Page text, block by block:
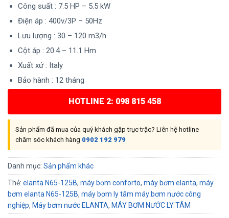
Công suất : 7.5 HP – 5.5 kW
Điện áp : 400v/3P – 50Hz
Lưu lượng : 30 – 120 m3/h
Cột áp : 20.4 – 11.1 Hm
Xuất xứ : Italy
Bảo hành : 12 tháng
HOTLINE 2: 098 815 458
Sản phẩm đã mua của quý khách gặp trục trặc? Liên hệ hotline
chăm sóc khách hàng 0902 192 979
Danh mục: Sản phẩm khác
Thẻ: elanta N65-125B, máy bơm conforto, máy bơm elanta, máy
bơm elanta N65-125B, máy bơm ly tâm máy bơm nước công
nghiệp, Máy bơm nước ELANTA, MÁY BƠM NƯỚC LY TÂM